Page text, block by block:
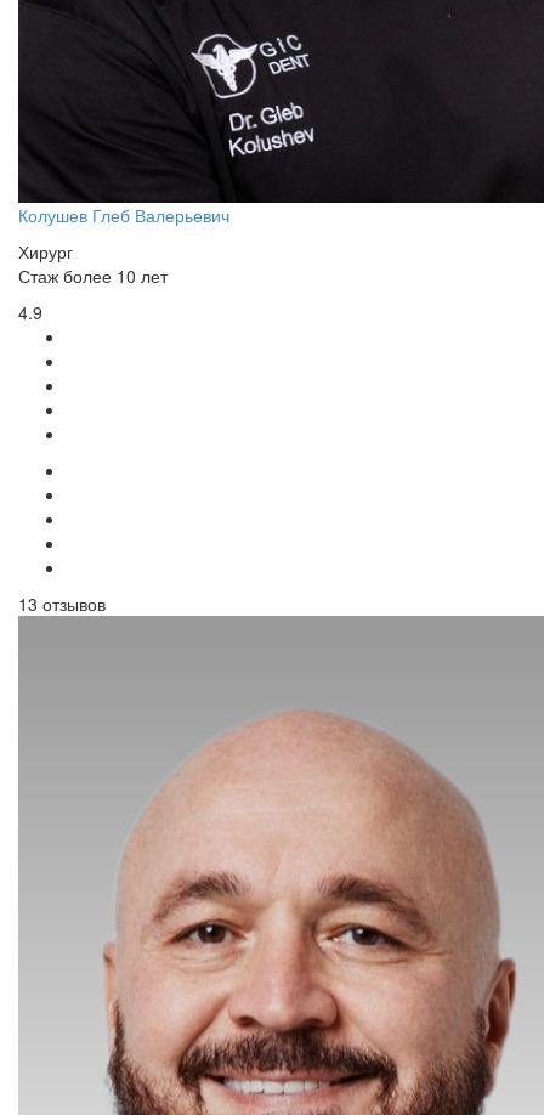
Колушев Глеб Валерьевич
Хирург
Стаж более 10 лет
4.9
13 отзывов